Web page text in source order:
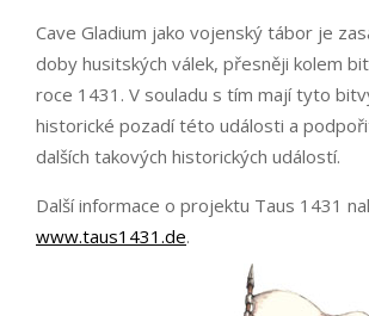
Cave Gladium jako vojenský tábor je
doby husitských válek, přesněji kolem
roce 1431. V souladu s tím mají tyto
historické pozadí této události a
dalších takových historických událostí.
Další informace o projektu Taus 1431
www.taus1431.de.